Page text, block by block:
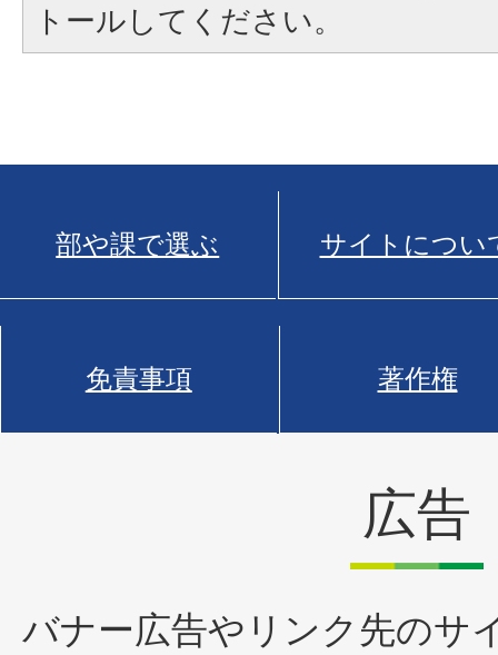
トールしてください。
部や課で選ぶ サイトについ
免責事項 著作権
広告
バナー広告やリンク先のサ